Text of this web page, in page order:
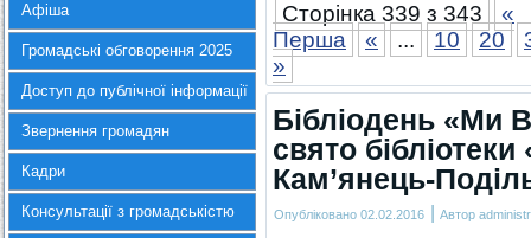
Афіша
Громадські обговорення 2025
Доступ до публічної інформації
Звернення громадян
Кадри
Консультації з громадськістю
Сторінка 339 з 343
«
Перша
« ... 10 20
»
Бібліодень «Ми
свято
Кам’янець-
Опубліковано 02.02.2016 | Автор